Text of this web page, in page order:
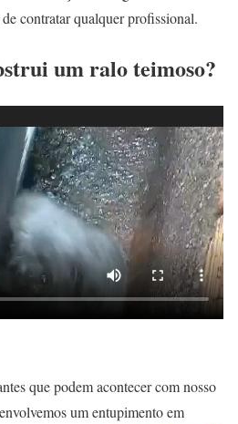
contratar qualquer profissional.
um ralo teimoso?
que podem acontecer com nosso
um entupimento em